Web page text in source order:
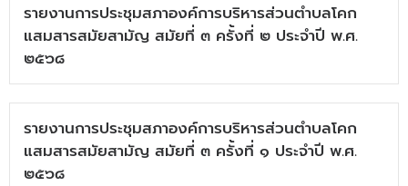
รายงานการประชุมสภาองค์การบริหารส่วนตำบลโคก
แสมสารสมัยสามัญ สมัยที่ ๓ ครั้งที่ ๒ ประจำปี พ.ศ.
๒๕๖๘
รายงานการประชุมสภาองค์การบริหารส่วนตำบลโคก
แสมสารสมัยสามัญ สมัยที่ ๓ ครั้งที่ ๑ ประจำปี พ.ศ.
๒๕๖๘